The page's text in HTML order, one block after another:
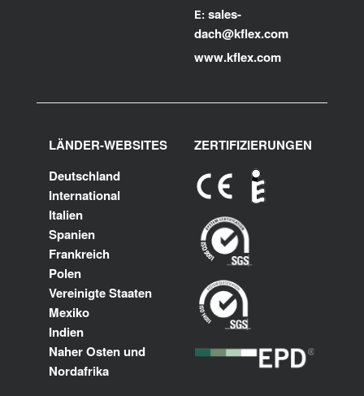
E: sales-
dach@kflex.com
www.kflex.com
LÄNDER-WEBSITES
Deutschland
International
Italien
Spanien
Frankreich
Polen
Vereinigte Staaten
Mexiko
Indien
Naher Osten und
Nordafrika
ZERTIFIZIERUNGEN